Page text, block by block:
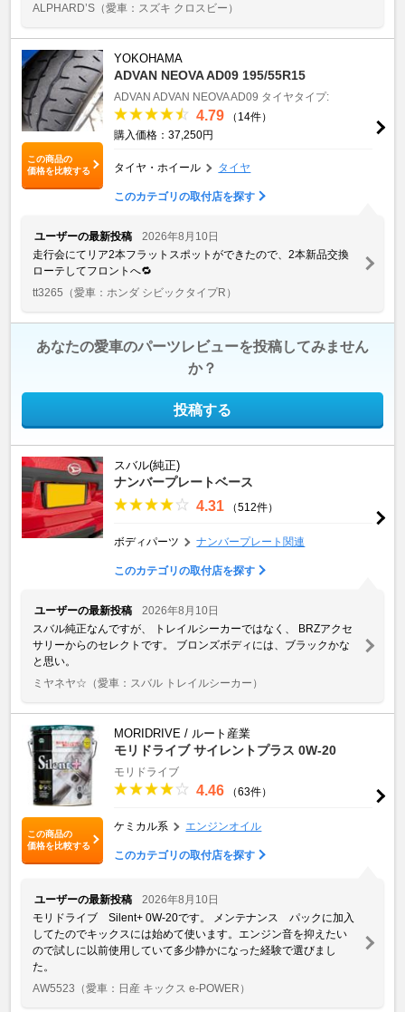
ALPHARD’S （愛車：スズキ クロスビー）
この商品の
価格を比較する
YOKOHAMA
ADVAN NEOVA AD09 195/55R15
ADVAN ADVAN NEOVA AD09 タイヤタイプ:
4.79
（14件）
購入価格：37,250円
タイヤ・ホイール タイヤ
このカテゴリの取付店を探す
ユーザーの最新投稿
2026年8月10日
走行会にてリア2本フラットスポットができたので、2本新品交換
ローテしてフロントへ🔁
tt3265 （愛車：ホンダ シビックタイプR）
あなたの愛車のパーツレビューを投稿してみません
か？
投稿する
スバル(純正)
ナンバープレートベース
4.31 （512件）
ボディパーツ ナンバープレート関連
このカテゴリの取付店を探す
ユーザーの最新投稿
2026年8月10日
スバル純正なんですが、 トレイルシーカーではなく、 BRZアクセ
サリーからのセレクトです。 ブロンズボディには、ブラックかな
と思い。
ミヤネヤ☆ （愛車：スバル トレイルシーカー）
この商品の
価格を比較する
MORIDRIVE / ルート産業
モリドライブ サイレントプラス 0W-20
モリドライブ
4.46 （63件）
ケミカル系 エンジンオイル
このカテゴリの取付店を探す
ユーザーの最新投稿
2026年8月10日
モリドライブ Silent+ 0W-20です。 メンテナンス パックに加入
してたのでキックスには始めて使います。エンジン音を抑えたい
ので試しに以前使用していて多少静かになった経験で選びまし
た。
AW5523 （愛車：日産 キックス e-POWER）